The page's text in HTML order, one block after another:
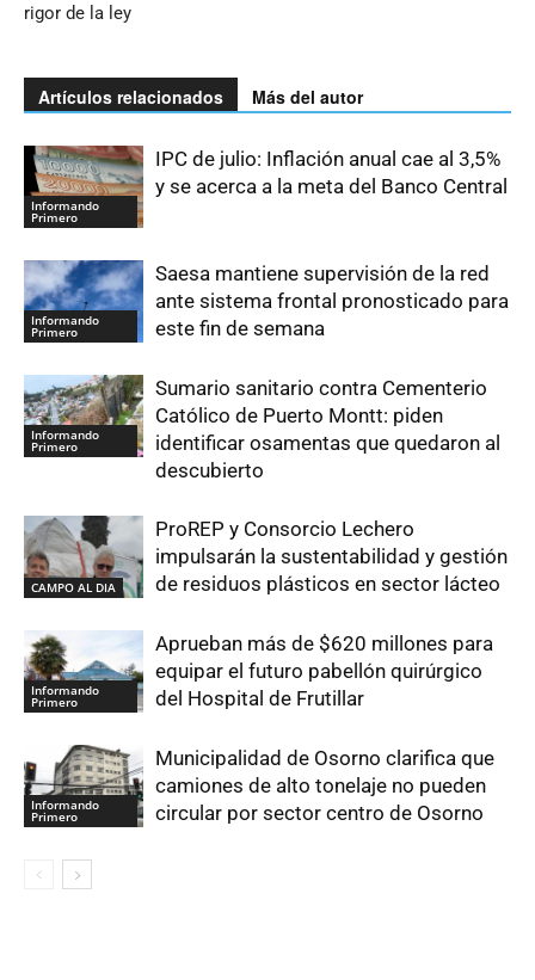
rigor de la ley
Artículos relacionados Más del autor
Informando
Primero
IPC de julio: Inflación anual cae al 3,5%
y se acerca a la meta del Banco Central
Informando
Primero
Saesa mantiene supervisión de la red
ante sistema frontal pronosticado para
este fin de semana
Informando
Primero
Sumario sanitario contra Cementerio
Católico de Puerto Montt: piden
identificar osamentas que quedaron al
descubierto
CAMPO AL DIA
ProREP y Consorcio Lechero
impulsarán la sustentabilidad y gestión
de residuos plásticos en sector lácteo
Informando
Primero
Aprueban más de $620 millones para
equipar el futuro pabellón quirúrgico
del Hospital de Frutillar
Informando
Primero
Municipalidad de Osorno clarifica que
camiones de alto tonelaje no pueden
circular por sector centro de Osorno